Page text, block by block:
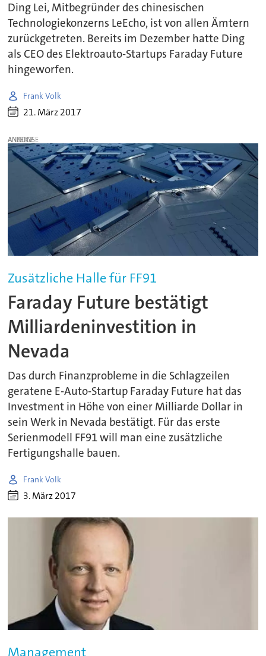
Ding Lei, Mitbegründer des chinesischen
Technologiekonzerns LeEcho, ist von allen Ämtern
zurückgetreten. Bereits im Dezember hatte Ding
als CEO des Elektroauto-Startups Faraday Future
hingeworfen.
Frank Volk
21. März 2017
ANZEIGE
Zusätzliche Halle für FF91
Faraday Future bestätigt
Milliardeninvestition in
Nevada
Das durch Finanzprobleme in die Schlagzeilen
geratene E-Auto-Startup Faraday Future hat das
Investment in Höhe von einer Milliarde Dollar in
sein Werk in Nevada bestätigt. Für das erste
Serienmodell FF91 will man eine zusätzliche
Fertigungshalle bauen.
Frank Volk
3. März 2017
Management